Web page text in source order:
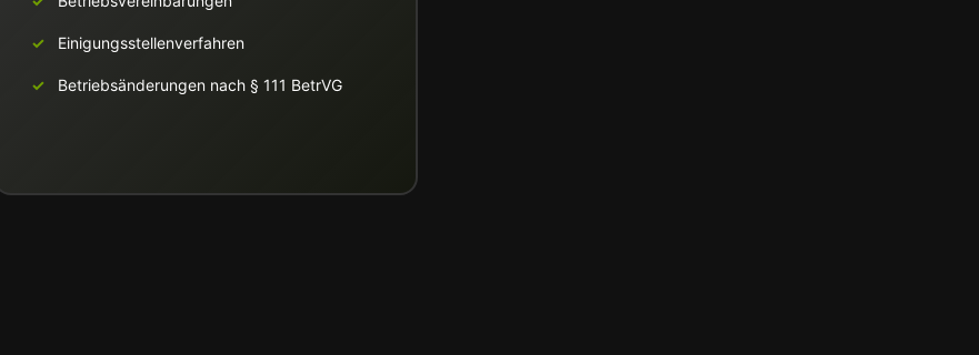
Einigungsstellenverfahren
Betriebsänderungen nach § 111 BetrVG